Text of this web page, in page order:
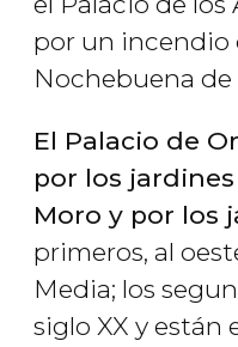
por un incendio
Nochebuena de
El Palacio de
por los
Moro y por los
primeros, al
Media; los
siglo XX y están